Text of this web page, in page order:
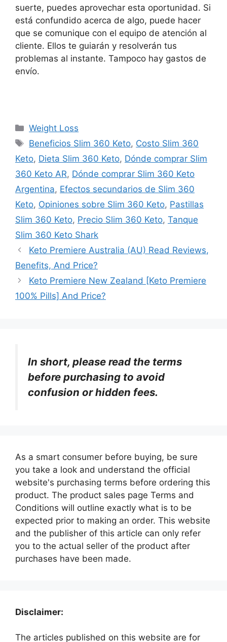
suerte, puedes aprovechar esta oportunidad. Si
está confundido acerca de algo, puede hacer
que se comunique con el equipo de atención al
cliente. Ellos te guiarán y resolverán tus
problemas al instante. Tampoco hay gastos de
envío.
Categories
Weight Loss
Tags
Beneficios Slim 360 Keto, Costo Slim 360
Keto, Dieta Slim 360 Keto, Dónde comprar Slim
360 Keto AR, Dónde comprar Slim 360 Keto
Argentina, Efectos secundarios de Slim 360
Keto, Opiniones sobre Slim 360 Keto, Pastillas
Slim 360 Keto, Precio Slim 360 Keto, Tanque
Slim 360 Keto Shark
Keto Premiere Australia (AU) Read Reviews,
Benefits, And Price?
Keto Premiere New Zealand [Keto Premiere
100% Pills] And Price?
In short, please read the terms
before purchasing to avoid
confusion or hidden fees.
As a smart consumer before buying, be sure
you take a look and understand the official
website's purchasing terms before ordering this
product. The product sales page Terms and
Conditions will outline exactly what is to be
expected prior to making an order. This website
and the publisher of this article can only refer
you to the actual seller of the product after
purchases have been made.
Disclaimer:
The articles published on this website are for